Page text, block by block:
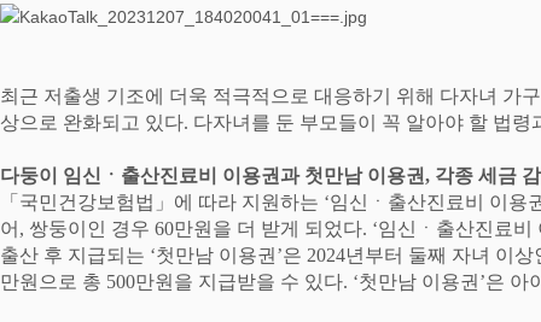
최근 저출생 기조에 더욱 적극적으로 대응하기 위해 다자녀 가
상으로 완화되고 있다. 다자녀를 둔 부모들이 꼭 알아야 할 법령
다둥이 임신 ㆍ 출산진료비 이용권과 첫만남 이용권, 각종 세금
「 국민건강보험법 」 에 따라 지원하는 ‘임신 ㆍ 출산진료비 이용
어 , 쌍둥이인 경우 60만원을 더 받게 되었다. ‘임신 ㆍ 출산진료비
출산 후 지급되는 ‘첫만남 이용권 ’은 2024년부터 둘째 자녀 이
만원으로 총 500만원을 지급받을 수 있다. ‘첫만남 이용권 ’은 아